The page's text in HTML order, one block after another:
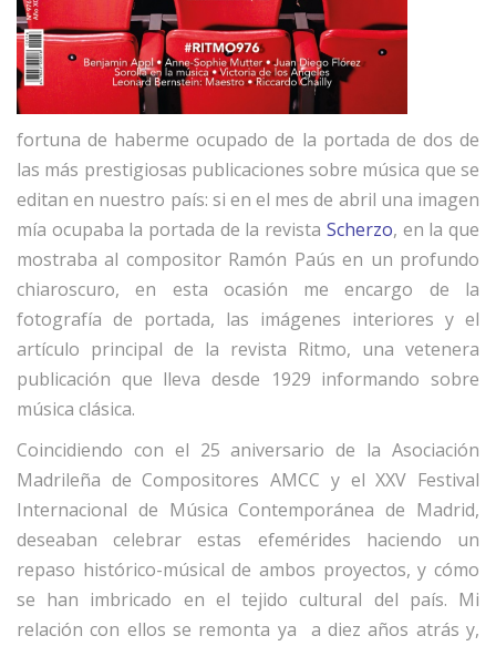
fortuna de haberme ocupado de la portada de dos de
las más prestigiosas publicaciones sobre música que se
editan en nuestro país: si en el mes de abril una imagen
mía ocupaba la portada de la revista Scherzo, en la que
mostraba al compositor Ramón Paús en un profundo
chiaroscuro, en esta ocasión me encargo de la
fotografía de portada, las imágenes interiores y el
artículo principal de la revista Ritmo, una vetenera
publicación que lleva desde 1929 informando sobre
música clásica.
Coincidiendo con el 25 aniversario de la Asociación
Madrileña de Compositores AMCC y el XXV Festival
Internacional de Música Contemporánea de Madrid,
deseaban celebrar estas efemérides haciendo un
repaso histórico-músical de ambos proyectos, y cómo
se han imbricado en el tejido cultural del país. Mi
relación con ellos se remonta ya a diez años atrás y,